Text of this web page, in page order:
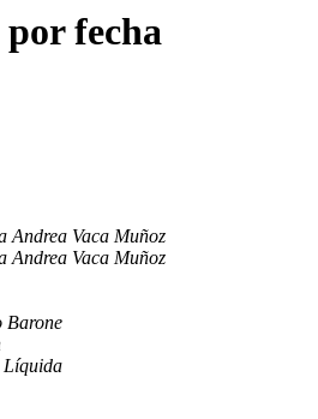
fecha
Andrea Vaca Muñoz
Andrea Vaca Muñoz
Barone
Líquida